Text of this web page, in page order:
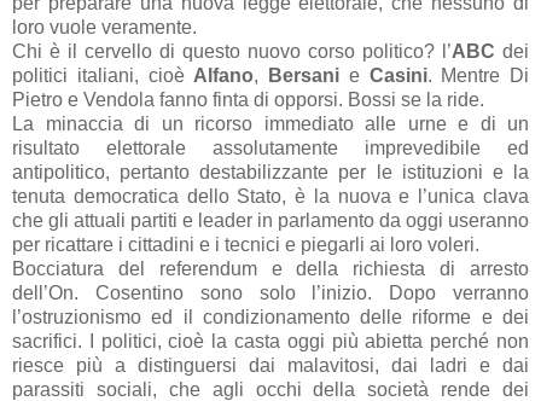
loro vuole veramente.
Chi è il cervello di questo nuovo corso politico? l’ABC dei
politici italiani, cioè Alfano, Bersani e Casini. Mentre Di
Pietro e Vendola fanno finta di opporsi. Bossi se la ride.
La minaccia di un ricorso immediato alle urne e di un
risultato elettorale assolutamente imprevedibile ed
antipolitico, pertanto destabilizzante per le istituzioni e la
tenuta democratica dello Stato, è la nuova e l’unica clava
che gli attuali partiti e leader in parlamento da oggi useranno
per ricattare i cittadini e i tecnici e piegarli ai loro voleri.
Bocciatura del referendum e della richiesta di arresto
dell’On. Cosentino sono solo l’inizio. Dopo verranno
l’ostruzionismo ed il condizionamento delle riforme e dei
sacrifici. I politici, cioè la casta oggi più abietta perché non
riesce più a distinguersi dai malavitosi, dai ladri e dai
parassiti sociali, che agli occhi della società rende dei